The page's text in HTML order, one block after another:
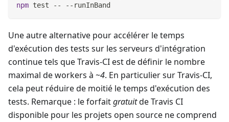
npm test -- --runInBand
Une autre alternative pour accélérer le temps
d'exécution des tests sur les serveurs d'intégration
continue tels que Travis-CI est de définir le nombre
maximal de workers à ~4. En particulier sur Travis-CI,
cela peut réduire de moitié le temps d'exécution des
tests. Remarque : le forfaitgratuitde Travis CI
disponible pour les projets open source ne comprend